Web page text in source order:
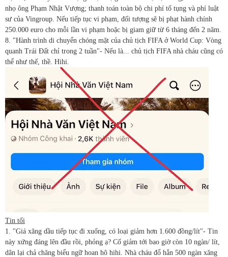
nhọ ông Phạm Nhật Vượng; thanh toán toàn bộ chi phí tố tụng và phí luật
sư của Vingroup. Nếu tiếp tục vi phạm, đối tượng sẽ bị phạt hành chính
250.000 euro cho mỗi lần vi phạm hoặc bị giam giữ từ 6 tháng đến 2 năm.
8. "Hành trình di chuyển chóng mặt của chủ tịch FIFA ở World Cup: Vòng
quanh Trái Đất chỉ trong 2 tuần"- Nếu là... chủ tịch FIFA nhà cháu cũng có
thể như thế, thề. Hihi.
Tin tối
1. "Giá xăng dầu tiếp tục đi xuống, có loại giảm hơn 1.600 đồng/lít"- Tin
này xứng đáng lên đầu rồi, phỏng ạ? Cố giảm tới bao giờ còn 10 ngàn/ lít,
dân lại chả chăng biểu ngữ hoan hô hihi. Nhà cháu đổ hẳn 500 ngàn xăng